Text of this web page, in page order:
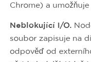
Chrome) a
Neblokující I/O.
soubor zapisuje na
odpověď od